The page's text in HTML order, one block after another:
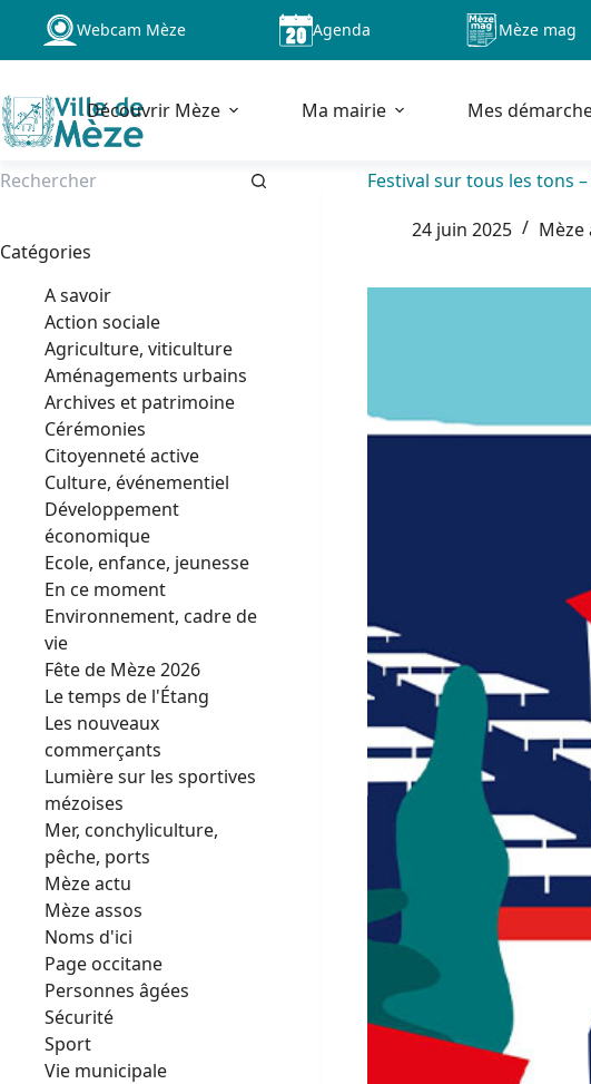
Passer
contenu
Webcam Mèze Agenda Mèze mag
Découvrir Mèze Ma mairie Mes
Festival sur tous les tons –
24 juin 2025
Mèze
Catégories
A savoir
Action sociale
Agriculture, viticulture
Aménagements urbains
Archives et patrimoine
Cérémonies
Citoyenneté active
Culture, événementiel
Développement
économique
Ecole, enfance, jeunesse
En ce moment
Environnement, cadre de
vie
Fête de Mèze 2026
Le temps de l'Étang
Les nouveaux
commerçants
Lumière sur les sportives
mézoises
Mer, conchyliculture,
pêche, ports
Mèze actu
Mèze assos
Noms d'ici
Page occitane
Personnes âgées
Sécurité
Sport
Vie municipale